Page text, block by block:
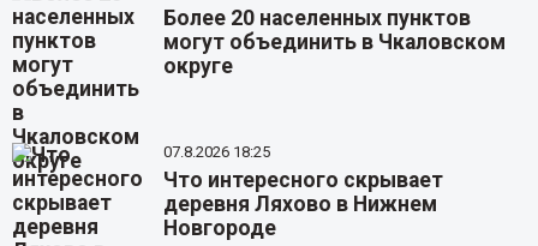
Более 20 населенных пунктов
могут объединить в Чкаловском
округе
07.8.2026 18:25
Что интересного скрывает
деревня Ляхово в Нижнем
Новгороде